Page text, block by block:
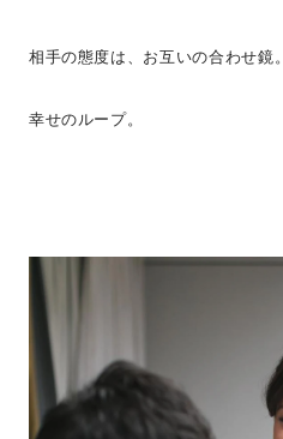
相手の態度は、お互いの合わせ鏡。
幸せのループ。